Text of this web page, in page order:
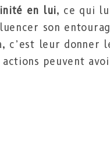
en lui, ce qui
son
c’est leur donner
peuvent